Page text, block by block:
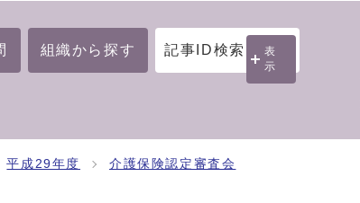
組織から探す 記事ID検索
表
示
平成29年度 介護保険認定審査会